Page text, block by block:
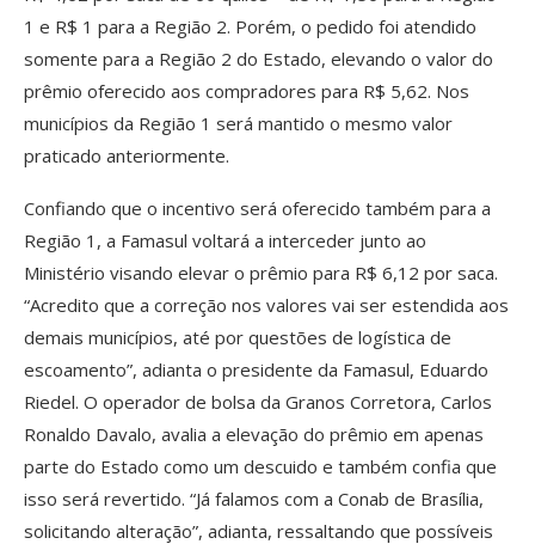
1 e R$ 1 para a Região 2. Porém, o pedido foi atendido
somente para a Região 2 do Estado, elevando o valor do
prêmio oferecido aos compradores para R$ 5,62. Nos
municípios da Região 1 será mantido o mesmo valor
praticado anteriormente.
Confiando que o incentivo será oferecido também para a
Região 1, a Famasul voltará a interceder junto ao
Ministério visando elevar o prêmio para R$ 6,12 por saca.
“Acredito que a correção nos valores vai ser estendida aos
demais municípios, até por questões de logística de
escoamento”, adianta o presidente da Famasul, Eduardo
Riedel. O operador de bolsa da Granos Corretora, Carlos
Ronaldo Davalo, avalia a elevação do prêmio em apenas
parte do Estado como um descuido e também confia que
isso será revertido. “Já falamos com a Conab de Brasília,
solicitando alteração”, adianta, ressaltando que possíveis